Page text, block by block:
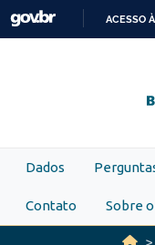
Skip to main content
ACESSO
Dados
Contato Sobre